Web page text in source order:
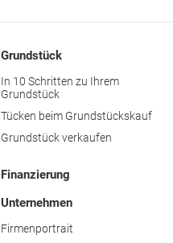
Grundstück
In 10 Schritten zu Ihrem
Grundstück
Tücken beim Grundstückskauf
Grundstück verkaufen
Finanzierung
Unternehmen
Firmenportrait